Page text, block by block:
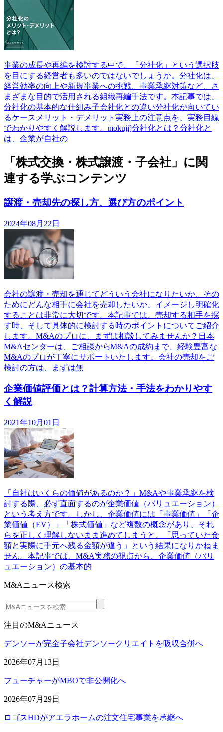
事業の成長や再編を検討する中で、「分社化」という選択肢
を目にする経営者も多いのではないでしょうか。分社化は、
経営効率の向上や新規事業への挑戦、事業承継対策など、さ
まざまな目的で活用される組織再編手法です。本記事では、
分社化の基本的な仕組み子会社化との違い分社化が向いてい
るケースメリット・デメリット実務上の注意点を、実務目線
でわかりやすく解説します。mokuji]分社化とは？分社化と
は、企業が自社の
「株式交換・株式譲渡・子会社」に関
連する学ぶコンテンツ
譲渡・売却先の探し方、選び方のポイント
2024年08月22日
会社の譲渡・売却を通じてどういう会社になりたいか、その
ためにどんな相手に会社を売却したいか、イメージし明確化
することは非常に大切です。本記事では、売却する相手を探
す時、そして具体的に検討する時のポイントについてご紹介
します。M&Aのプロに、まずは相談してみませんか？日本
M&Aセンターは、ご相談からM&Aの成約まで、経験豊富な
M&Aのプロが丁寧にサポートいたします。会社の売却をご
検討の方は、まずは無
企業価値評価とは？計算方法・手法をわかりやす
く解説
2021年10月01日
「自社はいくらの価値があるのか？」M&Aや事業承継を検
討する際、必ず直面するのが企業価値（バリュエーション）
という考え方です。しかし、企業価値には「事業価値」「企
業価値（EV）」「株式価値」など複数の概念があり、それ
らを正しく理解しないまま進めてしまうと、「思っていた金
額と実際に手元へ残る金額が違う」という結果になりかねま
せん。本記事では、M&A実務の視点から、企業価値（バリ
ュエーション）の基本的
M&Aニュース検索
注目のM&Aニュース
デンソーが完全子会社デンソークリエイトを吸収合併へ
2026年07月13日
フューチャーがMBOで非公開化へ
2026年07月29日
ロゴスHDがアエラホームの注文住宅事業を承継へ